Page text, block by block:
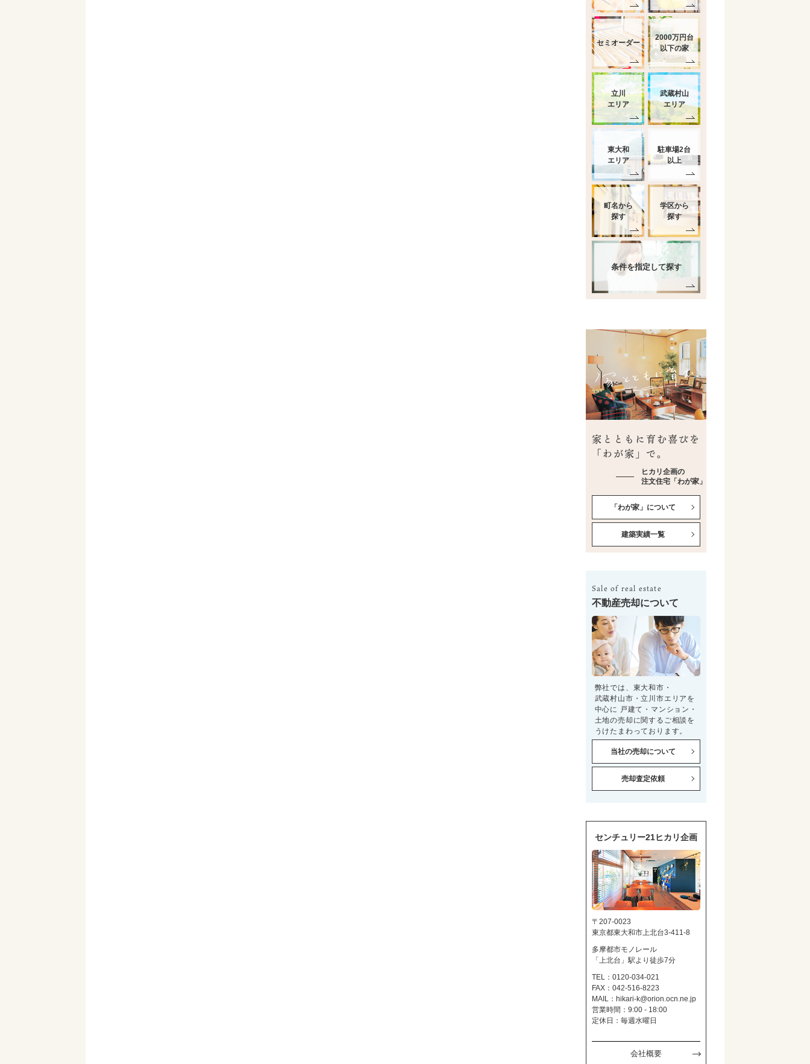
セミオーダー
2000万円台
以下の家
立川
エリア
武蔵村山
エリア
東大和
エリア
駐車場2台
以上
町名から
探す
学区から
探す
条件を指定して探す
家とともに育む喜びを
「わが家」で。
ヒカリ企画の
注文住宅「わが家」
「わが家」について
建築実績一覧
Sale of real estate
不動産売却について
弊社では、東大和市・
武蔵村山市・立川市エリアを
中心に 戸建て・マンション・
土地の売却に関するご相談を
うけたまわっております。
当社の売却について
売却査定依頼
センチュリー21ヒカリ企画
〒207-0023
東京都東大和市上北台3-411-8
多摩都市モノレール
「上北台」駅より徒歩7分
TEL：0120-034-021
FAX：042-516-8223
MAIL： hikari-k@orion.ocn.ne.jp
営業時間：9:00 - 18:00
定休日：毎週水曜日
会社概要